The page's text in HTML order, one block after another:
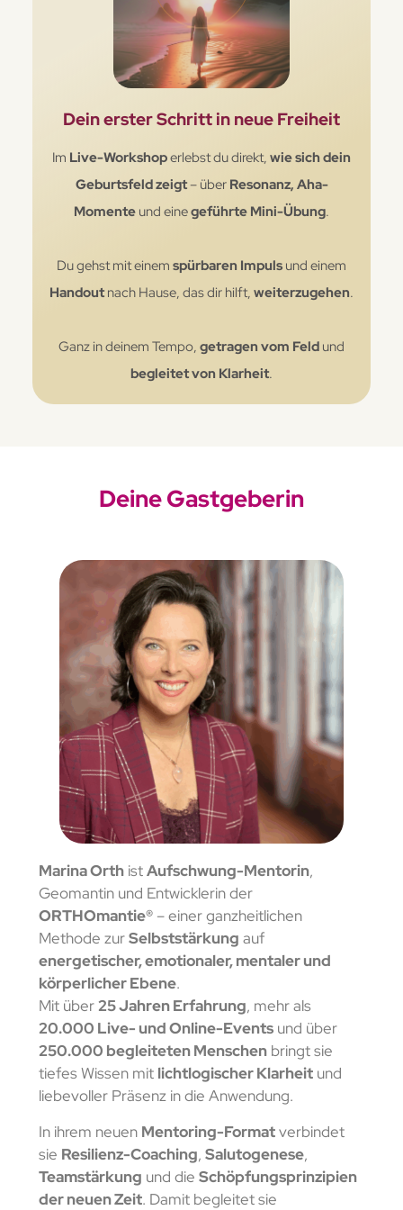
Dein erster Schritt in neue Freiheit
Im Live-Workshoperlebst du direkt, wie sich dein
Geburtsfeld zeigt– über Resonanz, Aha-
Momente und einegeführte Mini-Übung.
Du gehst mit einem spürbaren Impuls und einem
Handout nach Hause, das dir hilft, weiterzugehen.
Ganz in deinem Tempo, getragen vom Feld und
begleitet von Klarheit.
Deine Gastgeberin
Marina OrthistAufschwung-Mentorin,
Geomantin und Entwicklerin der
ORTHOmantie®– einer ganzheitlichen
Methode zurSelbststärkung auf
energetischer, emotionaler, mentaler und
körperlicher Ebene.
Mit über25 Jahren Erfahrung, mehr als
20.000 Live- und Online-Eventsund über
250.000 begleiteten Menschenbringt sie
tiefes Wissen mit lichtlogischer Klarheitund
liebevoller Präsenz in die Anwendung.
In ihrem neuen Mentoring-Formatverbindet
sie Resilienz-Coaching, Salutogenese,
Teamstärkung und die Schöpfungsprinzipien
der neuen Zeit. Damit begleitet sie